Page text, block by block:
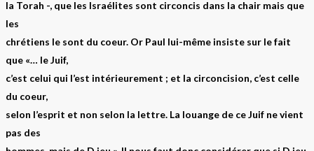
la Torah -, que les Israélites sont circoncis dans la chair mais que
les
chrétiens le sont du coeur. Or Paul lui-même insiste sur le fait
que «… le Juif,
c’est celui qui l’est intérieurement ; et la circoncision, c’est celle
du coeur,
selon l’esprit et non selon la lettre. La louange de ce Juif ne vient
pas des